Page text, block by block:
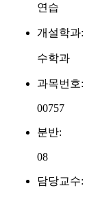
연습
개설학과:
수학과
과목번호:
00757
분반:
08
담당교수: